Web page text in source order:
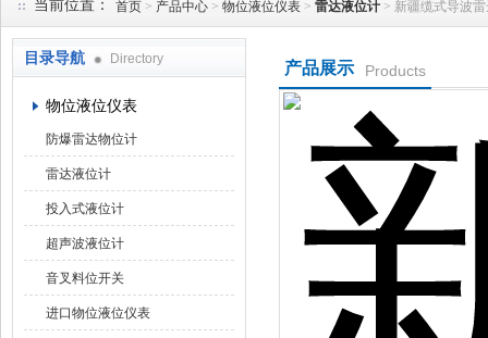
当前位置： 首页 > 产品中心 > 物位液位仪表 > 雷达液位计 > 新疆缆式导波
目录导航 Directory
物位液位仪表
防爆雷达物位计
雷达液位计
投入式液位计
超声波液位计
音叉料位开关
进口物位液位仪表
产品展示 Products